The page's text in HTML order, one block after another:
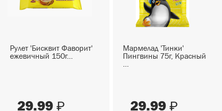
Рулет 'Бисквит Фаворит'
ежевичный 150г...
29.99 ₽
Мармелад 'Тинки'
Пингвины 75г, Красный
...
29.99 ₽